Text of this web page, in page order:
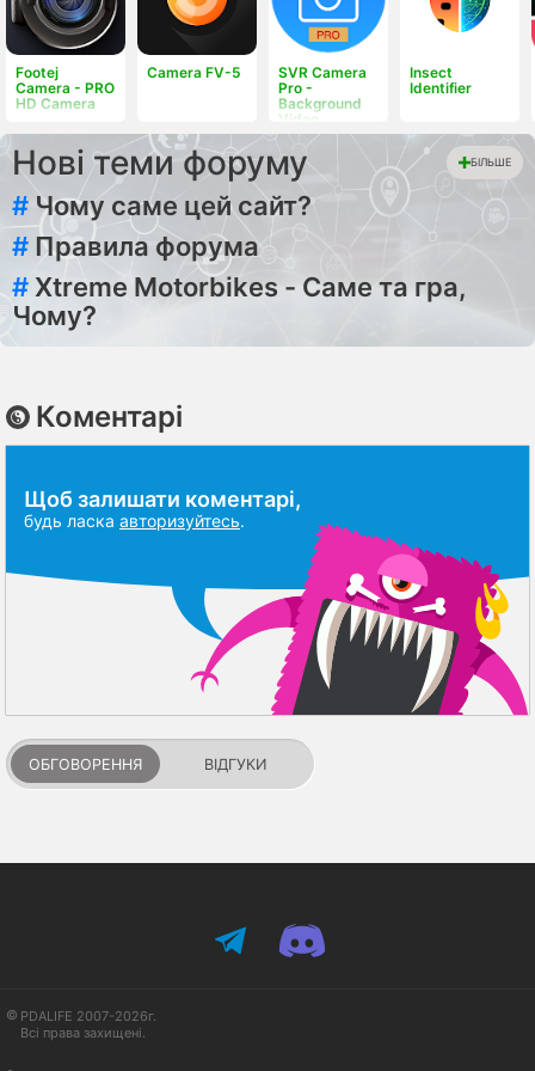
Footej
Camera - PRO
HD Camera
Camera FV-5
SVR Camera
Pro -
Background
Video
Recorder
Insect
Identifier
Нові теми форуму БІЛЬШЕ
# Чому саме цей сайт?
# Правила форума
# Xtreme Motorbikes - Саме та гра,
Чому?
Коментарі
Щоб залишати коментарі,
будь ласка авторизуйтесь.
ОБГОВОРЕННЯ ВІДГУКИ
PDALIFE 2007-2026г.
Всі права захищені.